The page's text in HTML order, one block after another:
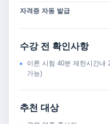
자격증 자동 발급
수강 전 확인사항
이론 시험 40분 제한시간내
가능)
추천 대상